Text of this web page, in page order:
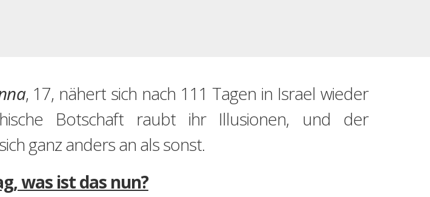
, 17, nähert sich nach 111 Tagen in Israel wieder
Botschaft raubt ihr Illusionen, und der
ganz anders an als sonst.
was ist das nun?